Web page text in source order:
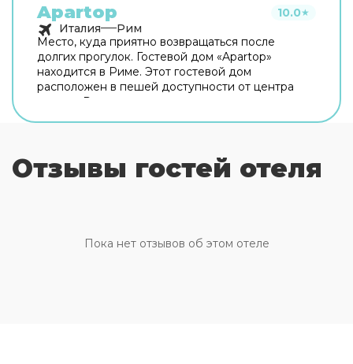
Apartop 10.0★
Италия
Рим
Место, куда приятно возвращаться после
долгих прогулок. Гостевой дом «Apartop»
находится в Риме. Этот гостевой дом
расположен в пешей доступности от центра
города. Рядом с гостевым домом можно
В гостевом доме есть бесплатный Wi-Fi. Для
путешественников на машине организована
передвижения возможна организация
трансфера. Доступная среда: работает лифт. А
Отзывы гостей отеля
Пока нет отзывов об этом отеле